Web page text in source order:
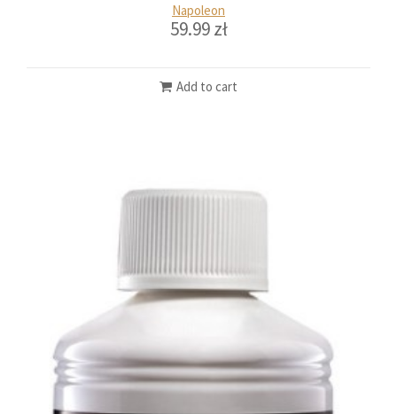
Napoleon
59.99zł
Add to cart